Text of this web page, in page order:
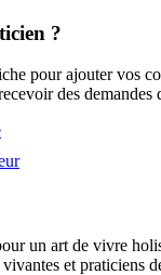
?
pour ajouter vos
des demandes
un art de vivre
et praticiens